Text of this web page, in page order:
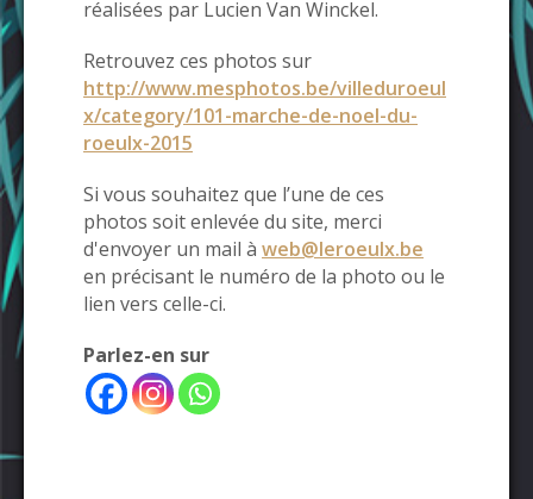
réalisées par Lucien Van Winckel.
Retrouvez ces photos sur
http://www.mesphotos.be/villeduroeul
x/category/101-marche-de-noel-du-
roeulx-2015
Si vous souhaitez que l’une de ces
photos soit enlevée du site, merci
d'envoyer un mail à web@leroeulx.be
en précisant le numéro de la photo ou le
lien vers celle-ci.
Parlez-en sur